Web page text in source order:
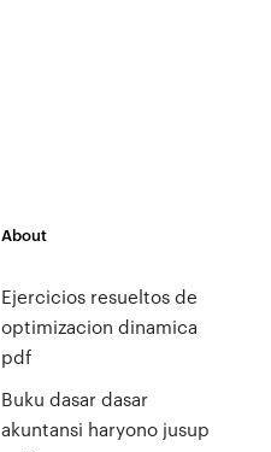
About
Ejercicios resueltos de
optimizacion dinamica
pdf
Buku dasar dasar
akuntansi haryono jusup